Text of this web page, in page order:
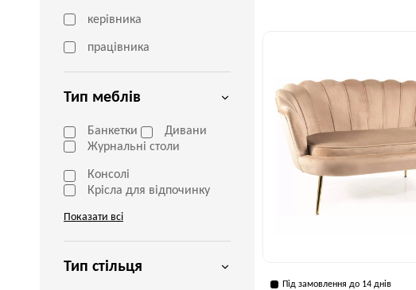
керівника
працівника
Тип меблів
Банкетки
Дивани
Журнальні столи
Консолі
Крісла для відпочинку
Показати всі
Тип стільця
Під замовлення до 14 днів